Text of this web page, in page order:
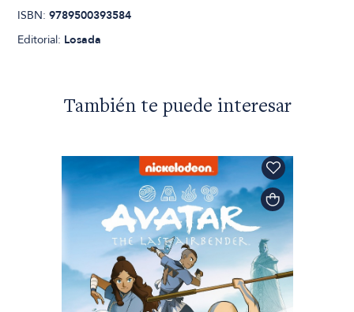
ISBN:9789500393584
Editorial: Losada
También te puede interesar